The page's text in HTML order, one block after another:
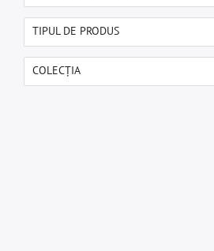
auriu
gri
cupru
TIPUL DE PRODUS
Mostră de mozaic
COLECȚIA